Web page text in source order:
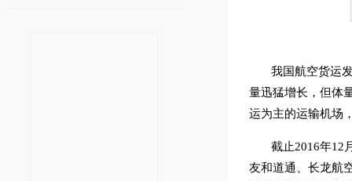
我国航空货运
量迅猛增长，但体
运为主的运输机场
截止2016年12
友和道通、长龙航